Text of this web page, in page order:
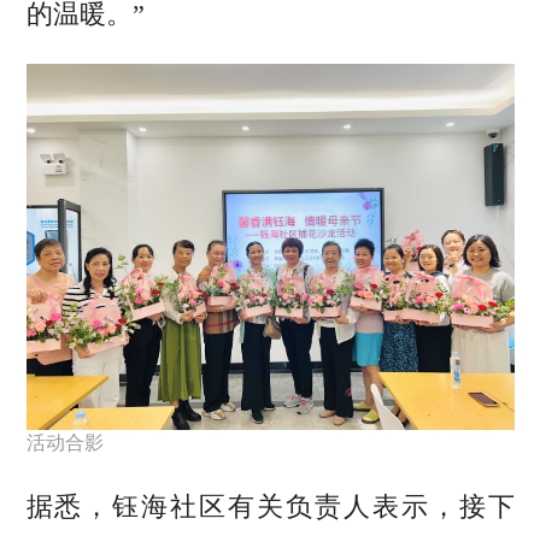
的温暖。”
活动合影
据悉，钰海社区有关负责人表示，接下